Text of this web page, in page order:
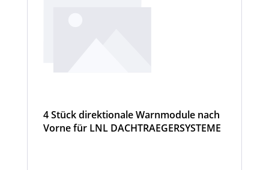
4 Stück direktionale Warnmodule nach
Vorne für LNL DACHTRAEGERSYSTEME